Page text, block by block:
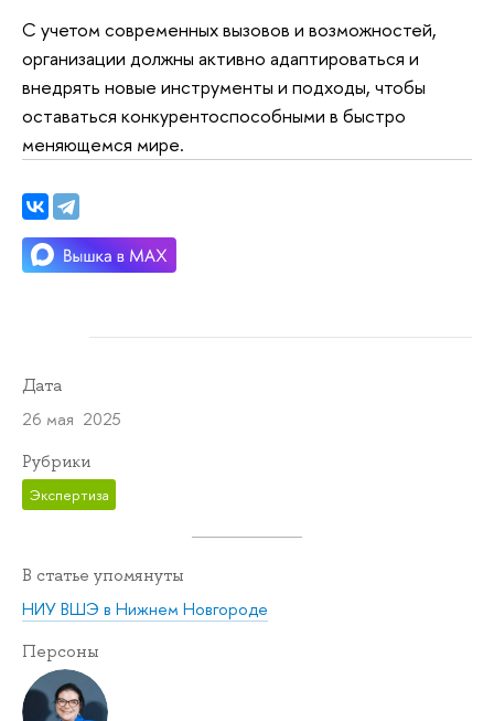
С учетом современных вызовов и возможностей,
организации должны активно адаптироваться и
внедрять новые инструменты и подходы, чтобы
оставаться конкурентоспособными в быстро
меняющемся мире.
Дата
26 мая 2025
Рубрики
Экспертиза
В статье упомянуты
НИУ ВШЭ в Нижнем Новгороде
Персоны